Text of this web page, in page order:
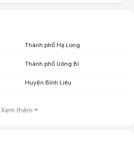
Thành phố Hạ Long
Thành phố Uông Bí
Huyện Bình Liêu
Xem thêm